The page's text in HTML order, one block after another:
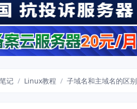
记 / Linux教程 / 子域名和主域名的区别